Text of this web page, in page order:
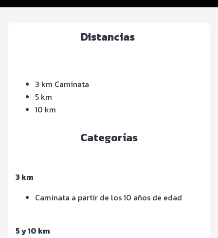
Distancias
3 km Caminata
5 km
10 km
Categorías
3 km
Caminata a partir de los 10 años de edad
5 y 10 km